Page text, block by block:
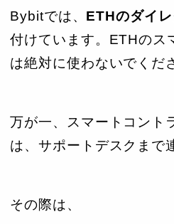
Bybitでは、 ETHのダイ
付けています。ETHのス
は絶対に使わないでくだ
万が一、スマートコント
は、サポートデスクまで
その際は、